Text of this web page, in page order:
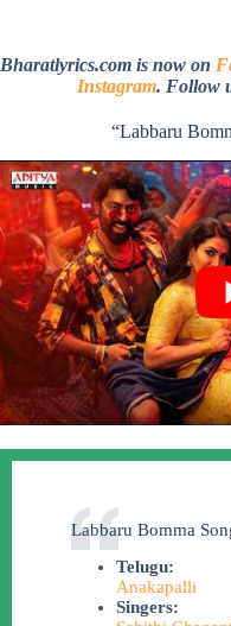
Bharatlyrics.com is now on
Instagram. Follow
“Labbaru
Labbaru Bomma
Telugu:
Anakapalli
Singers: